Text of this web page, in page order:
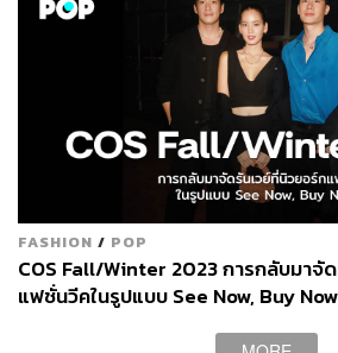
FASHION / POP
COS Fall/Winter 2023 การกลับมาจั
แฟชั่นวีคในรูปแบบ See Now, Buy Now